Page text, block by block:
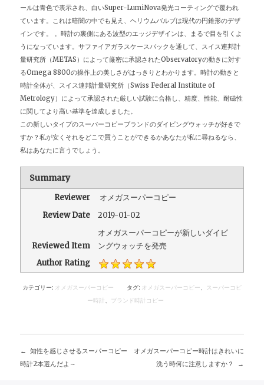
ールは青色で表示され、白いSuper-LumiNova発光コーティングで覆われ
ています。これは暗闇の中でも見え、ヘリウムバルブは現代の円錐形のデザ
インです。 。時計の裏側にある波型のエッジデザインは、まるで目を引くよ
うになっています。サファイアガラスケースバックを通して、スイス連邦計
量研究所（METAS）によって厳密に承認されたObservatoryの動きに対す
るOmega 8800の操作上の美しさがはっきりとわかります。時計の動きと
時計全体が、スイス連邦計量研究所（Swiss Federal Institute of
Metrology）によって承認された厳しい試験に合格し、精度、性能、耐磁性
に関してより高い基準を達成しました。
この新しいタイプのスーパーコピーブランドのダイビングウォッチが好きで
すか？私が安くそれをどこで買うことができるかあなたが私に尋ねるなら、
私はあなたに言うでしょう。
Summary
Reviewer
オメガスーパーコピー
Review Date
2019-01-02
Reviewed Item
オメガスーパーコピーが新しいダイビ
ングウォッチを発売
Author Rating
カテゴリー: オメガスーパーコピー タグ: オメガスーパーコピー、
スーパーコピ
ー時計、 ブランド時計コピー
投
知性を感じさせるスーパーコピー
時計2本選んだよ～
オメガスーパーコピー時計はきれいに
洗う時何に注意しますか？